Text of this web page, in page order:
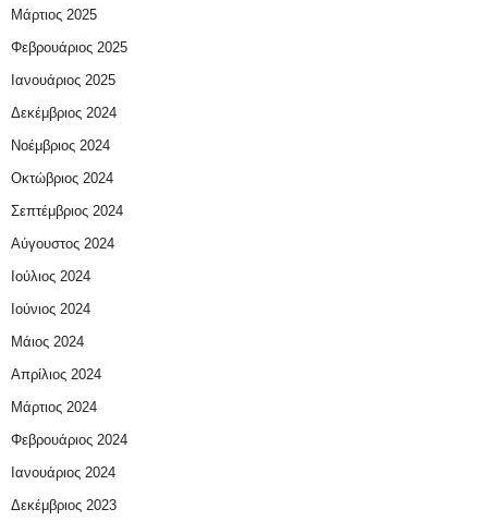
Μάρτιος 2025
Φεβρουάριος 2025
Ιανουάριος 2025
Δεκέμβριος 2024
Νοέμβριος 2024
Οκτώβριος 2024
Σεπτέμβριος 2024
Αύγουστος 2024
Ιούλιος 2024
Ιούνιος 2024
Μάιος 2024
Απρίλιος 2024
Μάρτιος 2024
Φεβρουάριος 2024
Ιανουάριος 2024
Δεκέμβριος 2023